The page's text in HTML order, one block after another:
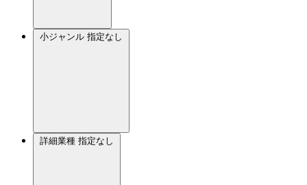
小ジャンル 指定なし
詳細業種 指定なし